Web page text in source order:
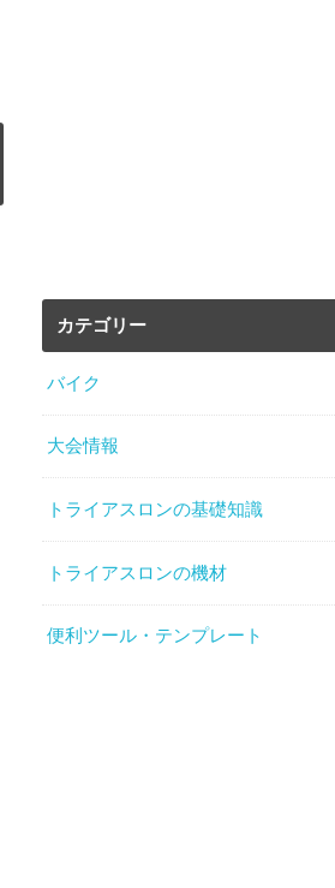
カテゴリー
バイク
大会情報
トライアスロンの基礎知識
トライアスロンの機材
便利ツール・テンプレート